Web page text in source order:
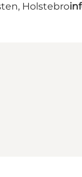
Holstebro